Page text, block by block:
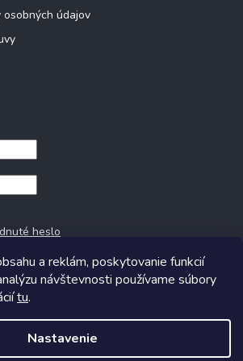
a reklám, poskytovanie funkcií
návštevnosti používame súbory
tu.
Nastavenie
osobných údajov
heslo
Upraviť